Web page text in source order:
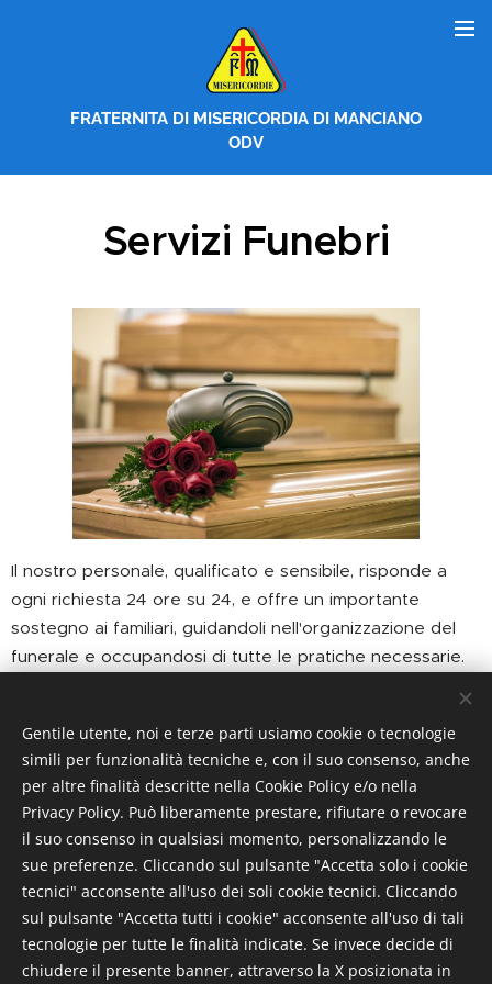
FRATERNITA DI MISERICORDIA DI MANCIANO
ODV
Servizi Funebri
Il nostro personale, qualificato e sensibile, risponde a
ogni richiesta 24 ore su 24, e offre un importante
sostegno ai familiari, guidandoli nell'organizzazione del
funerale e occupandosi di tutte le pratiche necessarie.
I nostri servizi
Fornitura cofani funebri, urne cinerarie e ossari
Vestizione e cura salme
Stampa e affissione delle locandine funebri
Disbrigo pratiche inerenti la denuncia ed il
trasporto di salme su tutto il territorio nazionale
Gentile utente, noi e terze parti usiamo cookie o tecnologie
simili per funzionalità tecniche e, con il suo consenso, anche
per altre finalità descritte nella Cookie Policy e/o nella
Privacy Policy. Può liberamente prestare, rifiutare o revocare
il suo consenso in qualsiasi momento, personalizzando le
sue preferenze. Cliccando sul pulsante "Accetta solo i cookie
tecnici" acconsente all'uso dei soli cookie tecnici. Cliccando
sul pulsante "Accetta tutti i cookie" acconsente all'uso di tali
tecnologie per tutte le finalità indicate. Se invece decide di
chiudere il presente banner, attraverso la X posizionata in